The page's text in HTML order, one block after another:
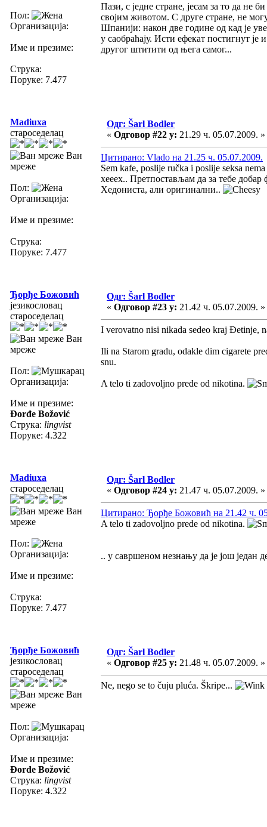
Пол:
Организација:
Име и презиме:
Струка:
Поруке: 7.477
Пази, с једне стране, јесам за то да не
својим животом. С друге стране, не
Шпанији: након две године од кад је
у саобраћају. Исти ефекат постигнут
другог штитити од њега самог...
Madiuxa
староседелац
Ван
мреже
Пол:
Организација:
Име и презиме:
Струка:
Поруке: 7.477
Одг: Šarl Bodler
« Одговор #22 у: 21.29 ч. 05.07.2009. »
Цитирано: Vlado на 21.25 ч. 05.07.2009.
Sem kafe, poslije ručka i poslije seksa
хееех.. Претпостављам да за тебе
Хедониста, али оригинални..
Ђорђе Божовић
језикословац
староседелац
Ван
мреже
Пол:
Организација:
Име и презиме:
Đorđe Božović
Струка: lingvist
Поруке: 4.322
Одг: Šarl Bodler
« Одговор #23 у: 21.42 ч. 05.07.2009. »
I verovatno nisi nikada sedeo kraj Đetinje,
Ili na Starom gradu, odakle dim cigarete
snu.
A telo ti zadovoljno prede od nikotina.
Madiuxa
староседелац
Ван
мреже
Пол:
Организација:
Име и презиме:
Струка:
Поруке: 7.477
Одг: Šarl Bodler
« Одговор #24 у: 21.47 ч. 05.07.2009. »
Цитирано: Ђорђе Божовић на 21.42 ч.
A telo ti zadovoljno prede od nikotina.
.. у савршеном незнању да је још један
Ђорђе Божовић
језикословац
староседелац
Ван
мреже
Пол:
Организација:
Име и презиме:
Đorđe Božović
Струка: lingvist
Поруке: 4.322
Одг: Šarl Bodler
« Одговор #25 у: 21.48 ч. 05.07.2009. »
Ne, nego se to čuju pluća. Škripe...